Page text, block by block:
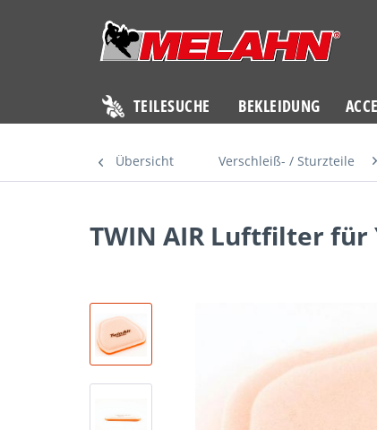
TEILESUCHE BEKLEIDUNG
Übersicht Verschleiß- / Sturzteile
TWIN AIR Luftfilter für